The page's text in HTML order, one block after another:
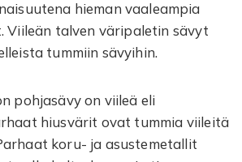
hieman vaaleampia
Viileän talven väripaletin sävyt
tummiin sävyihin.
pohjasävy on viileä eli
hiusvärit ovat tummia viileitä
koru- ja asustemetallit